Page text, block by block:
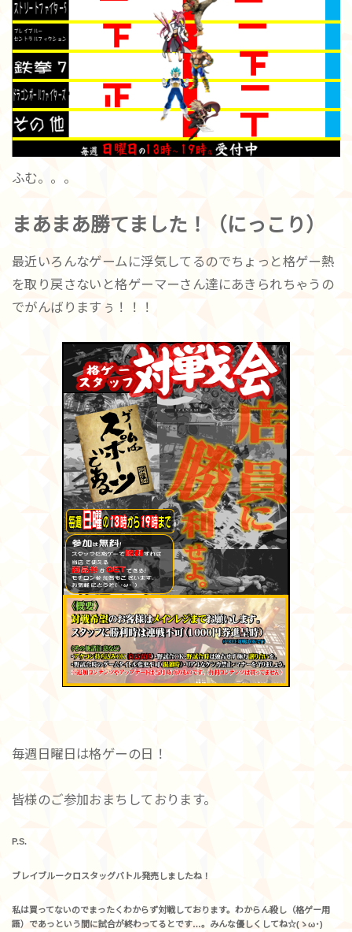
ふむ。。。
まあまあ勝てました！（にっこり）
最近いろんなゲームに浮気してるのでちょっと格ゲー熱
を取り戻さないと格ゲーマーさん達にあきられちゃうの
でがんばりますぅ！！！
毎週日曜日は格ゲーの日！
皆様のご参加おまちしております。
P.S.
ブレイブルークロスタッグバトル発売しましたね！
私は買ってないのでまったくわからず対戦しております。わからん殺し（格ゲー用
語）であっという間に試合が終わってるとです…。みんな優しくしてね☆(ゝω･)